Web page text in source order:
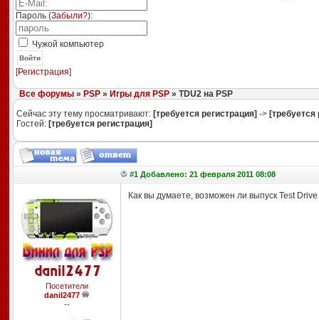
Пароль (Забыли?):
Чужой компьютер
Войти
[Регистрация]
Все форумы» PSP» Игры для PSP» TDU2 на PSP
Сейчас эту тему просматривают: [требуется регистрация] -> [требуется
Гостей: [требуется регистрация]
#1 Добавлено: 21 февраля 2011 08:08
Посетители
danil2477
--
Как вы думаете, возможен ли выпуск Test